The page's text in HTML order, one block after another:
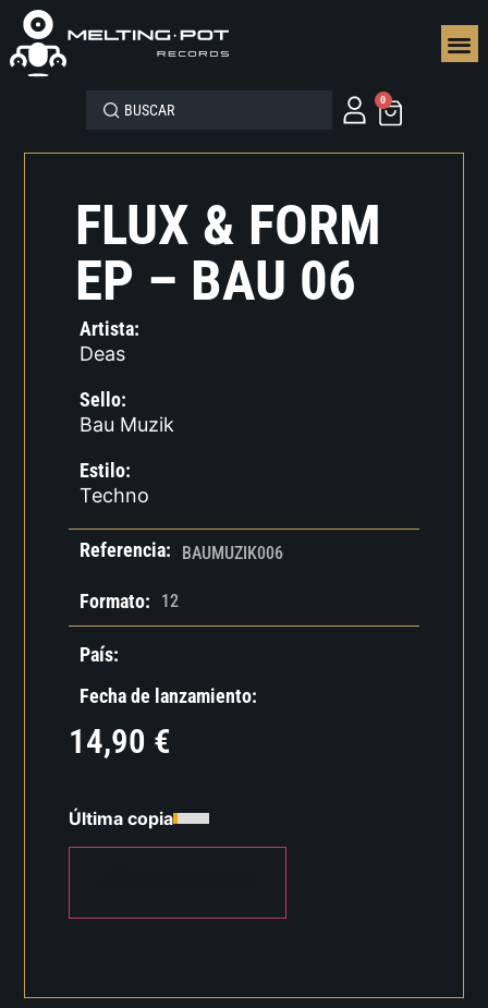
0
FLUX & FORM
EP – BAU 06
Artista:
Deas
Sello:
Bau Muzik
Estilo:
Techno
Referencia: BAUMUZIK006
Formato: 12
País:
Fecha de lanzamiento:
14,90 €
Última copia